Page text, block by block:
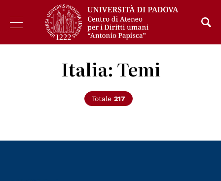
Italia: Temi
Totale 217